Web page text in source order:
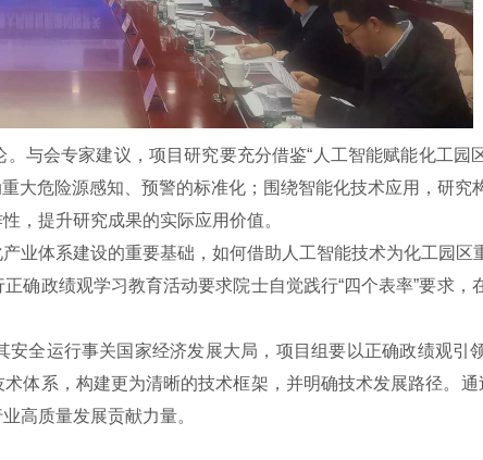
与会专家建议，项目研究要充分借鉴“人工智能赋能化工园
大危险源感知、预警的标准化；围绕智能化技术应用，研究
，提升研究成果的实际应用价值。
业体系建设的重要基础，如何借助人工智能技术为化工园区
确政绩观学习教育活动要求院士自觉践行“四个表率”要求，
全运行事关国家经济发展大局，项目组要以正确政绩观引
体系，构建更为清晰的技术框架，并明确技术发展路径。通
高质量发展贡献力量。